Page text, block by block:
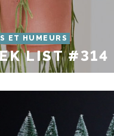
ET HUMEURS
LIST #314